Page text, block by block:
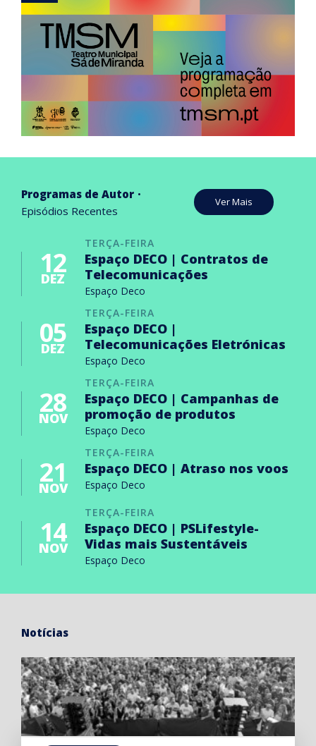
Programas de Autor
Episódios Recentes
Ver Mais
TERÇA-FEIRA
12
DEZ
Espaço DECO | Contratos de
Telecomunicações
Espaço Deco
TERÇA-FEIRA
05
DEZ
Espaço DECO |
Telecomunicações Eletrónicas
Espaço Deco
TERÇA-FEIRA
28
NOV
Espaço DECO | Campanhas de
promoção de produtos
Espaço Deco
TERÇA-FEIRA
21
NOV
Espaço DECO | Atraso nos voos
Espaço Deco
TERÇA-FEIRA
14
NOV
Espaço DECO | PSLifestyle-
Vidas mais Sustentáveis
Espaço Deco
Notícias